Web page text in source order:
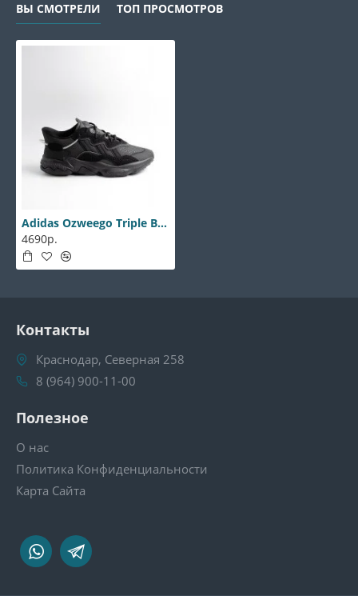
ВЫ СМОТРЕЛИ ТОП ПРОСМОТРОВ
Adidas Ozweego Triple Black
4690р.
Контакты
Краснодар, Северная 258
8 (964) 900-11-00
Полезное
О нас
Политика Конфиденциальности
Карта Сайта